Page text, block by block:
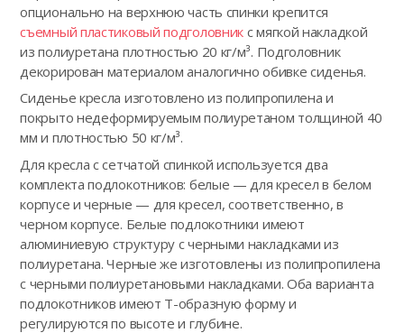
опционально на верхнюю часть спинки крепится
съемный пластиковый подголовник с мягкой накладкой
из полиуретана плотностью 20 кг/м³. Подголовник
декорирован материалом аналогично обивке сиденья.
Сиденье кресла изготовлено из полипропилена и
покрыто недеформируемым полиуретаном толщиной 40
мм и плотностью 50 кг/м³.
Для кресла с сетчатой спинкой используется два
комплекта подлокотников: белые — для кресел в белом
корпусе и черные — для кресел, соответственно, в
черном корпусе. Белые подлокотники имеют
алюминиевую структуру с черными накладками из
полиуретана. Черные же изготовлены из полипропилена
с черными полиуретановыми накладками. Оба варианта
подлокотников имеют Т-образную форму и
регулируются по высоте и глубине.